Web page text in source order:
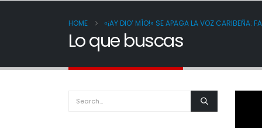
HOME «¡AY DIO’ MÍO!» SE APAGA LA VOZ CARIBEÑA:
Lo que buscas